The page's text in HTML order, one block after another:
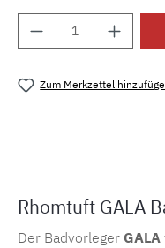
Produkt
Zum Merkzettel
Rhomtuft GALA
Der Badvorleger GALA